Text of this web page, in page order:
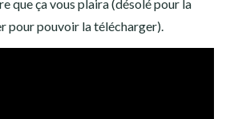
que ça vous plaira (désolé pour la
pour pouvoir la télécharger).